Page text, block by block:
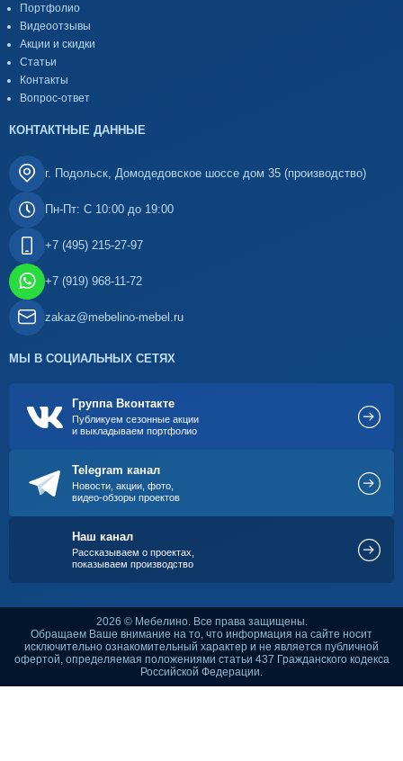
Портфолио
Видеоотзывы
Акции и скидки
Статьи
Контакты
Вопрос-ответ
КОНТАКТНЫЕ ДАННЫЕ
г. Подольск, Домодедовское шоссе дом 35 (производство)
Пн-Пт: С 10:00 до 19:00
+7 (495) 215-27-97
+7 (919) 968-11-72
zakaz@mebelino-mebel.ru
МЫ В СОЦИАЛЬНЫХ СЕТЯХ
Группа Вконтакте
Публикуем сезонные акции
и выкладываем портфолио
Telegram канал
Новости, акции, фото,
видео-обзоры проектов
Наш канал
Рассказываем о проектах,
показываем производство
2026 © Мебелино. Все права защищены.
Обращаем Ваше внимание на то, что информация на сайте носит
исключительно ознакомительный характер и не является публичной
офертой, определяемая положениями статьи 437 Гражданского кодекса
Российской Федерации.